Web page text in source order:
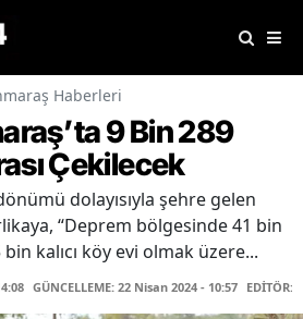
Haberleri
9 Bin 289
Çekilecek
dolayısıyla şehre gelen
“Deprem bölgesinde 41 bin
kalıcı köy evi olmak üzere...
GÜNCELLEME: 22 Nisan 2024 - 10:57 EDİTÖR: